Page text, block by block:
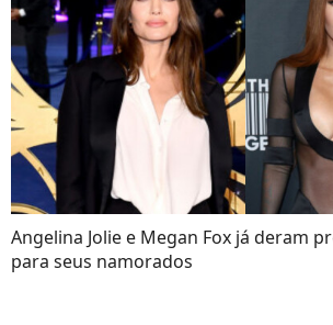
Angelina Jolie e Megan Fox já deram
para seus namorados